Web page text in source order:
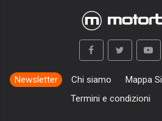
Newsletter Chi siamo Mappa
Termini e condizioni